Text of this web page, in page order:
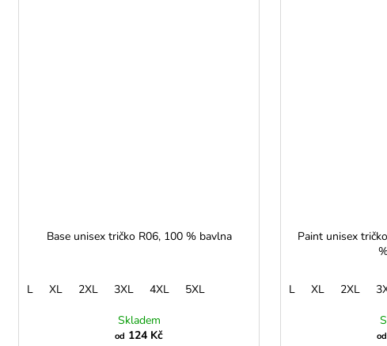
Base unisex tričko R06, 100 % bavlna
L XL 2XL 3XL 4XL 5XL
Skladem
od 124 Kč
Paint unisex
L XL 2XL
od